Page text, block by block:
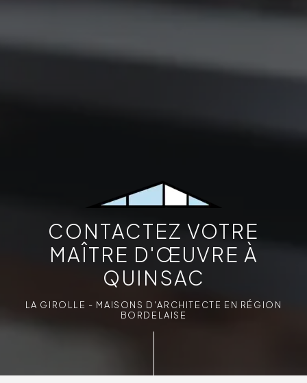
CONTACTEZ VOTRE
MAÎTRE D'ŒUVRE À
QUINSAC
LA GIROLLE - MAISONS D'ARCHITECTE EN RÉGION
BORDELAISE